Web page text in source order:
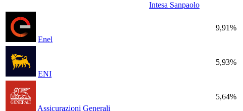
Intesa Sanpaolo
Enel
9,91%
ENI
5,93%
Assicurazioni Generali
5,64%